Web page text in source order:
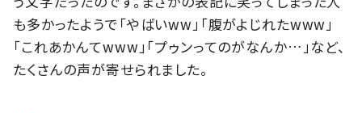
も多かったようで「やばいww」「腹がよじれたwww」
「これあかんてwww」「プゥンってのがなんか…」など、
たくさんの声が寄せられました。